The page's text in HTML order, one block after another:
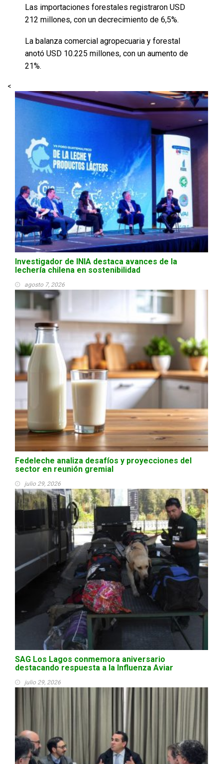
Las importaciones forestales registraron USD
212 millones, con un decrecimiento de 6,5%.
La balanza comercial agropecuaria y forestal
anotó USD 10.225 millones, con un aumento de
21%.
<
Investigador de INIA destaca avances de la
lechería chilena en sostenibilidad
agosto 7, 2026
Fedeleche analiza desafíos y proyecciones del
sector en reunión gremial
julio 29, 2026
SAG Los Lagos conmemora aniversario
destacando respuesta a la Influenza Aviar
julio 29, 2026